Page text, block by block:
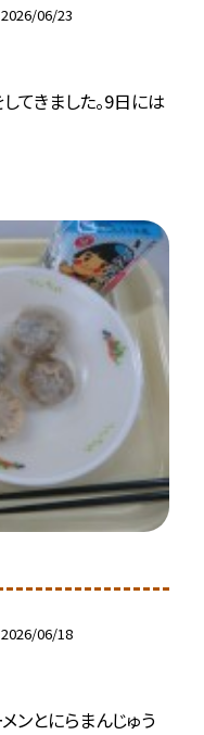
2026/06/23
てきました。9日には
2026/06/18
ンとにらまんじゅう